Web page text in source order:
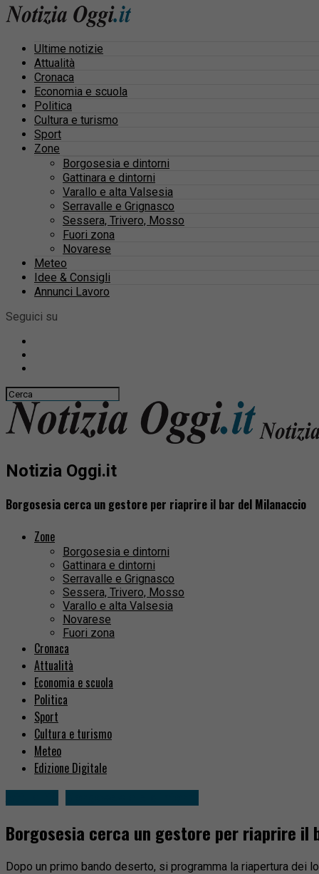
Ultime notizie
Attualità
Cronaca
Economia e scuola
Politica
Cultura e turismo
Sport
Zone
Borgosesia e dintorni
Gattinara e dintorni
Varallo e alta Valsesia
Serravalle e Grignasco
Sessera, Trivero, Mosso
Fuori zona
Novarese
Meteo
Idee & Consigli
Annunci Lavoro
Seguici su
Notizia Oggi.it
Borgosesia cerca un gestore per riaprire il bar del Milanaccio
Zone
Borgosesia e dintorni
Gattinara e dintorni
Serravalle e Grignasco
Sessera, Trivero, Mosso
Varallo e alta Valsesia
Novarese
Fuori zona
Cronaca
Attualità
Economia e scuola
Politica
Sport
Cultura e turismo
Meteo
Edizione Digitale
Borgosesia cerca un gestore per riaprire il
Dopo un primo bando deserto, si programma la riapertura dei